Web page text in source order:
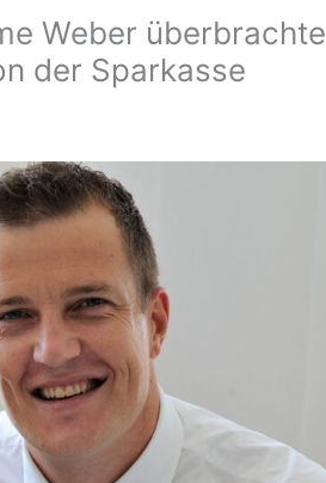
Weber überbrachte
der Sparkasse